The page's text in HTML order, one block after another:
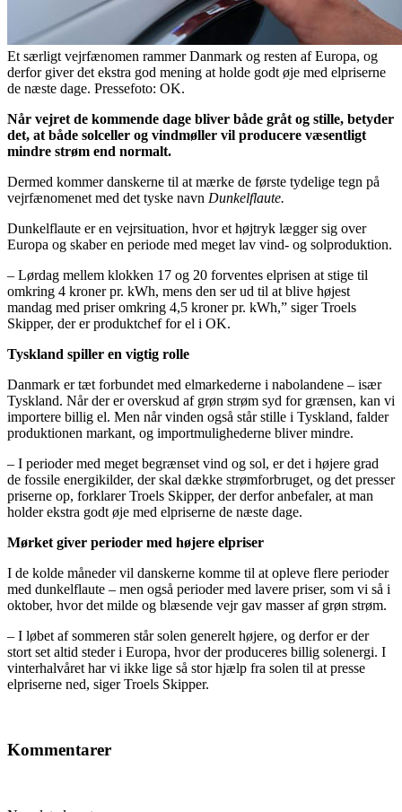
Et særligt vejrfænomen rammer Danmark og resten af Europa, og
derfor giver det ekstra god mening at holde godt øje med elpriserne
de næste dage. Pressefoto: OK.
Når vejret de kommende dage bliver både gråt og stille, betyder
det, at både solceller og vindmøller vil producere væsentligt
mindre strøm end normalt.
Dermed kommer danskerne til at mærke de første tydelige tegn på
vejrfænomenet med det tyske navn Dunkelflaute.
Dunkelflaute er en vejrsituation, hvor et højtryk lægger sig over
Europa og skaber en periode med meget lav vind- og solproduktion.
– Lørdag mellem klokken 17 og 20 forventes elprisen at stige til
omkring 4 kroner pr. kWh, mens den ser ud til at blive højest
mandag med priser omkring 4,5 kroner pr. kWh,” siger Troels
Skipper, der er produktchef for el i OK.
Tyskland spiller en vigtig rolle
Danmark er tæt forbundet med elmarkederne i nabolandene – især
Tyskland. Når der er overskud af grøn strøm syd for grænsen, kan vi
importere billig el. Men når vinden også står stille i Tyskland, falder
produktionen markant, og importmulighederne bliver mindre.
– I perioder med meget begrænset vind og sol, er det i højere grad
de fossile energikilder, der skal dække strømforbruget, og det presser
priserne op, forklarer Troels Skipper, der derfor anbefaler, at man
holder ekstra godt øje med elpriserne de næste dage.
Mørket giver perioder med højere elpriser
I de kolde måneder vil danskerne komme til at opleve flere perioder
med dunkelflaute – men også perioder med lavere priser, som vi så i
oktober, hvor det milde og blæsende vejr gav masser af grøn strøm.
– I løbet af sommeren står solen generelt højere, og derfor er der
stort set altid steder i Europa, hvor der produceres billig solenergi. I
vinterhalvåret har vi ikke lige så stor hjælp fra solen til at presse
elpriserne ned, siger Troels Skipper.
Kommentarer